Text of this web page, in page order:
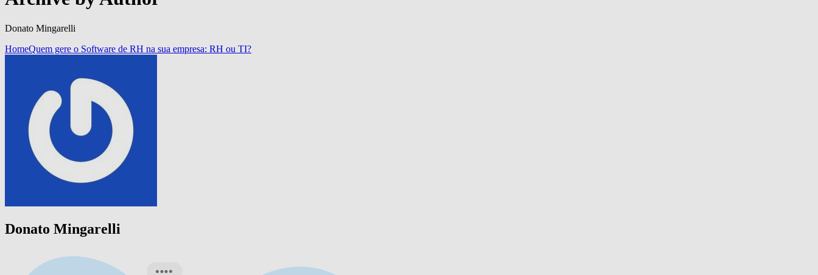
Donato Mingarelli
HomeQuem gere o Software de RH na sua empresa: RH ou TI?
Donato Mingarelli